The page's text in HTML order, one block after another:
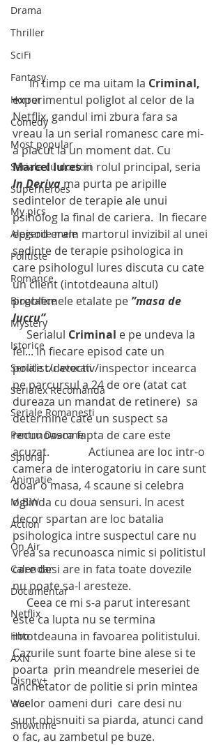
Drama
Thriller
SciFi
Fantasy
Horror
Comedy
Most popular
Seriale cu doctori
Superheroes
My pics
Alegerile mele
Politiste
Romance
Biografice
Mystery
Istorice
Seriale cu avocati
Serialex Recomanda
Seriale Romanesti
Pentru Doamne
Spionaj
Animatie
M.B.W
Action
On Air
Calendar
Documentar
Netflix
Hbo
AXN
Disney+
War
Showtime
      In timp ce ma uitam la
Criminal,
experimentul poliglot al celor de la
Netflix, gandul imi zbura fara sa
vreau la un serial romanesc care mi-
a placut la un moment dat. Cu
Marcel Iures in rolul principal, seria
In Deriva ma purta pe aripille
sedintelor de terapie ale unui
psiholog la final de cariera.  In fiecare
episod eram martorul invizibil al unei
sedinte de terapie psihologica in
care psihologul Iures discuta cu cate
un client (intotdeauna altul)
problemele etalate pe ”masa de
lucru”.
     Serialul
Criminal e pe undeva la
fel... In fiecare episod cate un
politist/detectiv/inspector incearca
pe parcursul a 24 de ore (atat cat
dureaza un mandat de retinere)  sa
determine cate un suspect sa
recunoasca fapta de care este
acuzat.              Actiunea are loc intr-o
camera de interogatoriu in care sunt
doar o masa, 4 scaune si celebra
oglinda cu doua sensuri. In acest
decor spartan are loc batalia
psihologica intre suspectul care nu
vrea sa recunoasca nimic si politistul
care desi are in fata toate dovezile
nu poate sa-l aresteze.
este ca lupta nu se termina
intotdeauna in favoarea politistului.
Cazurile sunt foarte bine alese si te
poarta  prin meandrele meseriei de
anchetator de politie si prin mintea
acelor oameni duri  care desi nu
sunt obisnuiti sa piarda, atunci cand
o fac, au zambetul pe buze.